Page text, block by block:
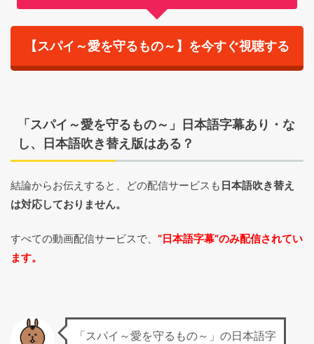
【スパイ～愛を守るもの～】を今すぐ視聴する
「スパイ～愛を守るもの～」日本語字幕あり・な
し、日本語吹き替え版はある？
結論からお伝えすると、どの配信サービスも 日本語吹き替え
は対応しておりません。
すべての動画配信サービスで、 ”日本語字幕”のみ配信されてい
ます。
「スパイ～愛を守るもの～」の日本語字